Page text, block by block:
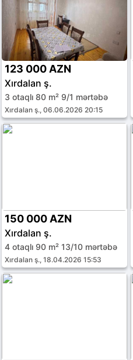
123 000 AZN
Xırdalan ş.
3 otaqlı 80 m² 9/1 mərtəbə
Xırdalan ş., 06.06.2026 20:15
150 000 AZN
Xırdalan ş.
4 otaqlı 90 m² 13/10 mərtəbə
Xırdalan ş., 18.04.2026 15:53